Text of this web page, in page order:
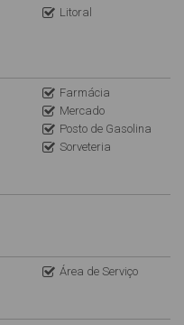
e oscilações. O imóvel
e banho).
Litoral
Farmácia
Mercado
Posto de Gasolina
Sorveteria
Área de Serviço